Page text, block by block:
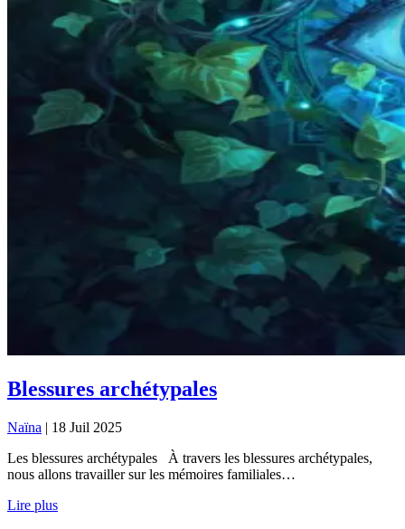
Blessures archétypales
Naïna | 18 Juil 2025
Les blessures archétypales À travers les blessures archétypales,
nous allons travailler sur les mémoires familiales…
Lire plus